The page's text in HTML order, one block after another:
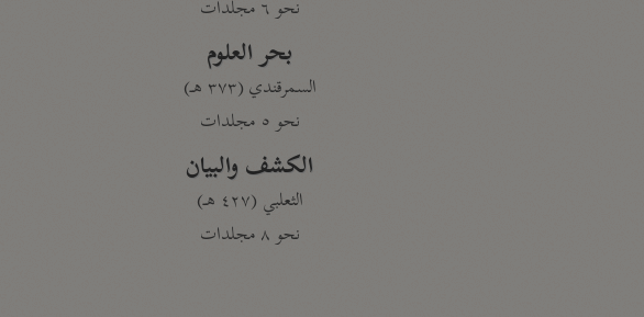
نحو ٦ مجلدات
بحر العلوم
السمرقندي (٣٧٣ هـ)
نحو ٥ مجلدات
الكشف والبيان
الثعلبي (٤٢٧ هـ)
نحو ٨ مجلدات